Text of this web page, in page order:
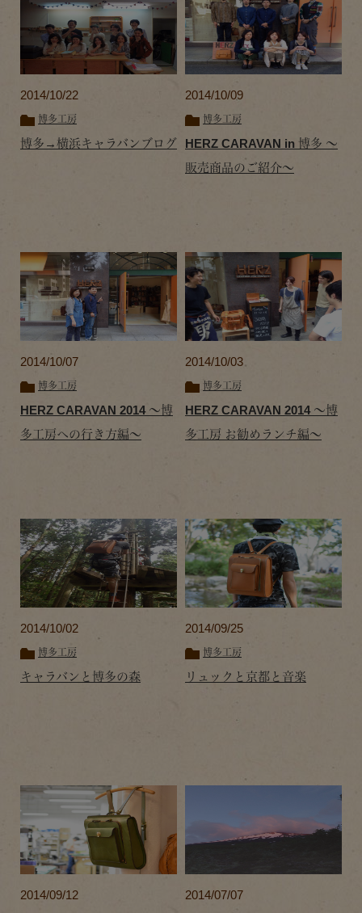
2014/10/22
博多工房
博多→横浜キャラバンブログ
2014/10/09
博多工房
HERZ CARAVAN in 博多 ～
販売商品のご紹介～
2014/10/07
博多工房
HERZ CARAVAN 2014 ～博
多工房への行き方編～
2014/10/03
博多工房
HERZ CARAVAN 2014 ～博
多工房 お勧めランチ編～
2014/10/02
博多工房
キャラバンと博多の森
2014/09/25
博多工房
リュックと京都と音楽
2014/09/12 2014/07/07